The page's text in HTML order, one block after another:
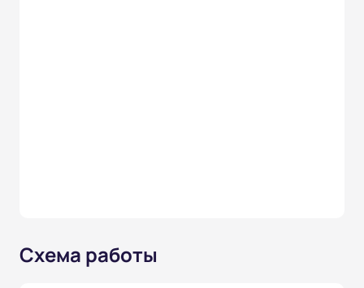
Схема работы